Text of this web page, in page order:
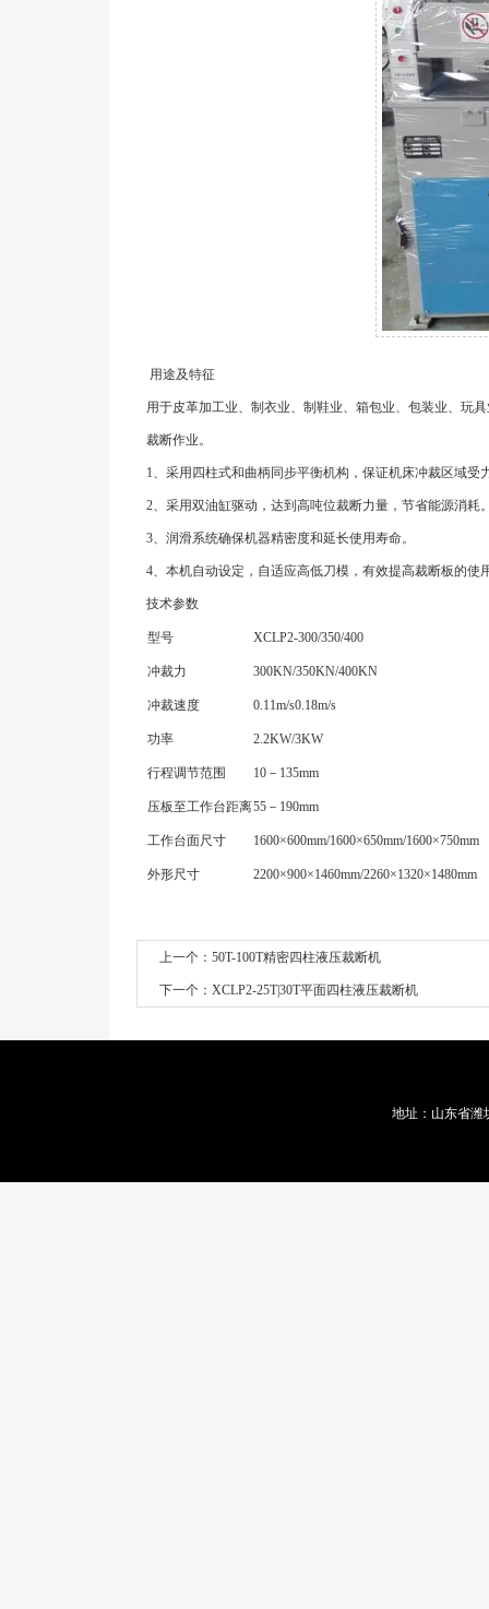
用途及特征
用于皮革加工业、制衣业、制鞋业、箱包业、包装业、玩
裁断作业。
1、采用四柱式和曲柄同步平衡机构，保证机床冲裁区域受
2、采用双油缸驱动，达到高吨位裁断力量，节省能源消耗
3、润滑系统确保机器精密度和延长使用寿命。
4、本机自动设定，自适应高低刀模，有效提高裁断板的使
技术参数
型号 XCLP2-300/350/400
冲裁力 300KN/350KN/400KN
冲裁速度 0.11m/s0.18m/s
功率 2.2KW/3KW
行程调节范围 10－135mm
压板至工作台距离55－190mm
工作台面尺寸 1600×600mm/1600×650mm/1600×750mm
外形尺寸 2200×900×1460mm/2260×1320×1480mm
上一个： 50T-100T精密四柱液压裁断机
下一个： XCLP2-25T|30T平面四柱液压裁断机
地址：山东省潍